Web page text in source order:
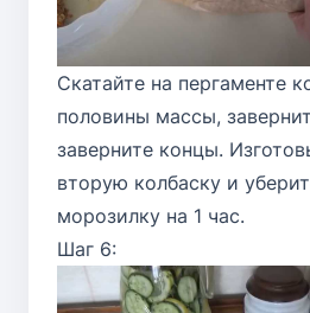
Скатайте на пергаменте
половины массы,
заверните концы.
вторую колбаску и
морозилку на 1 час.
Шаг 6: